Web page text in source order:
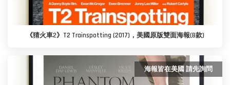
《猜火車2》T2 Trainspotting (2017)，美國原版雙面海報(B款)
海報皆在美國 請先詢問